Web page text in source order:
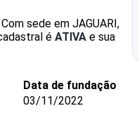
Com sede em JAGUARI,
é ATIVA e sua
Data de fundação
03/11/2022